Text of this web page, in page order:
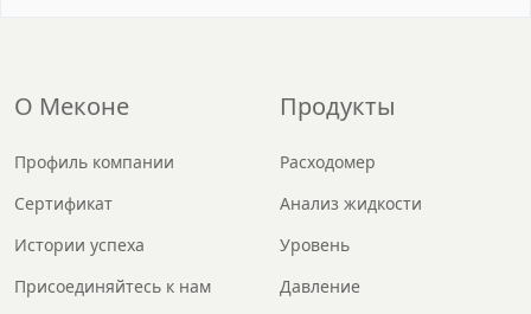
О Меконе
Профиль компании
Сертификат
Истории успеха
Присоединяйтесь к нам
Продукты
Расходомер
Анализ жидкости
Уровень
Давление